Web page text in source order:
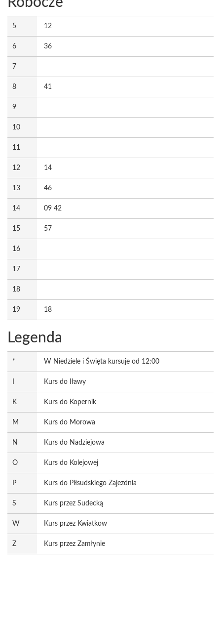
5 12
6 36
7
8 41
9
10
11
12 14
13 46
14 09 42
15 57
16
17
18
19 18
Legenda
* W Niedziele i Święta kursuje od 12:00
Kurs do Iławy
K Kurs do Kopernik
M Kurs do Morowa
N Kurs do Nadziejowa
O Kurs do Kolejowej
P Kurs do Piłsudskiego Zajezdnia
S Kurs przez Sudecką
W Kurs przez Kwiatkow
Z Kurs przez Zamłynie